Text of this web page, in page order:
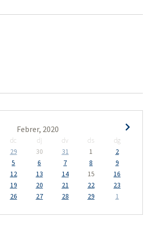
Febrer, 2020
dc dj dv ds
dg
29 30 31 1
2
5 6 7 8
9
12 13 14 15
16
19 20 21 22
23
26 27 28 29 1